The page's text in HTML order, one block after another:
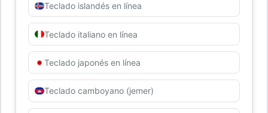
Teclado islandés en línea
Teclado italiano en línea
Teclado japonés en línea
Teclado camboyano (jemer)